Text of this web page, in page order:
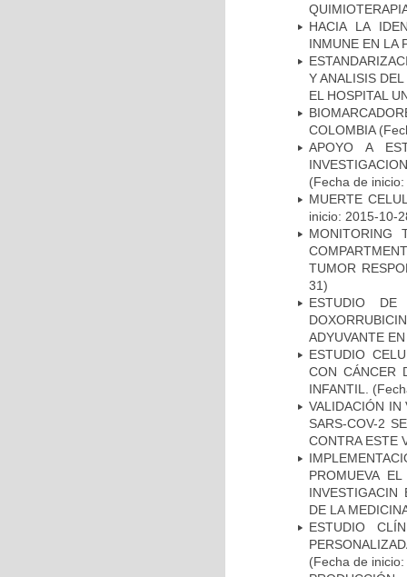
HACIA LA
INMUNE EN LA
Y ANALISIS
EL HOSPITAL
COLOMBIA
APOYO A
(Fecha de
MUERTE
inicio: 2015-10-
MONITORING
TUMOR
31)
ESTUDIO DE
ADYUVANTE
ESTUDIO
CON CÁNCER
INFANTIL.
VALIDACIÓN IN
SARS-COV-2
CONTRA ESTE
PROMUEVA
INVESTIGACIN
DE LA
ESTUDIO
(Fecha de